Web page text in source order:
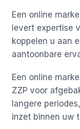
Een online
levert expertise
koppelen u aan
aantoonbare
Een online
ZZP voor
langere
inzet binnen uw